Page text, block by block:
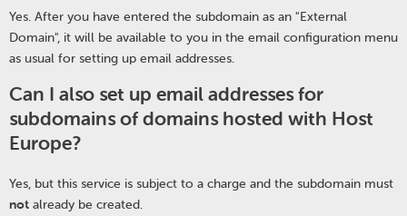
Yes. After you have entered the subdomain as an "External
Domain", it will be available to you in the email configuration menu
as usual for setting up email addresses.
Can I also set up email addresses for
subdomains of domains hosted with Host
Europe?
Yes, but this service is subject to a charge and the subdomain must
not already be created.